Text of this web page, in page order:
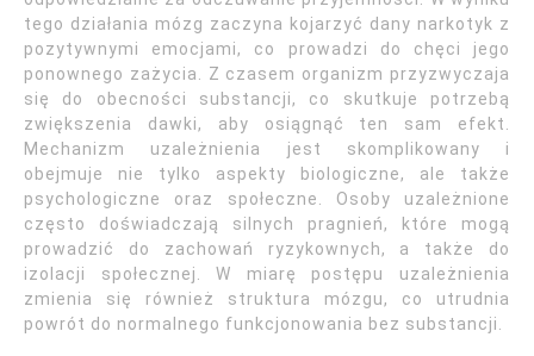
tego działania mózg zaczyna kojarzyć dany narkotyk z
pozytywnymi emocjami, co prowadzi do chęci jego
ponownego zażycia. Z czasem organizm przyzwyczaja
się do obecności substancji, co skutkuje potrzebą
zwiększenia dawki, aby osiągnąć ten sam efekt.
Mechanizm uzależnienia jest skomplikowany i
obejmuje nie tylko aspekty biologiczne, ale także
psychologiczne oraz społeczne. Osoby uzależnione
często doświadczają silnych pragnień, które mogą
prowadzić do zachowań ryzykownych, a także do
izolacji społecznej. W miarę postępu uzależnienia
zmienia się również struktura mózgu, co utrudnia
powrót do normalnego funkcjonowania bez substancji.